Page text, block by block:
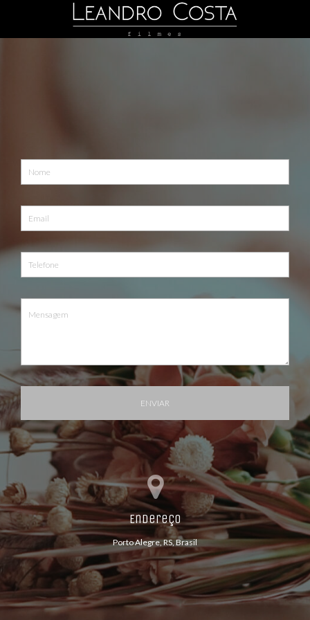
ENVIAR
Endereço
Porto Alegre, RS, Brasil